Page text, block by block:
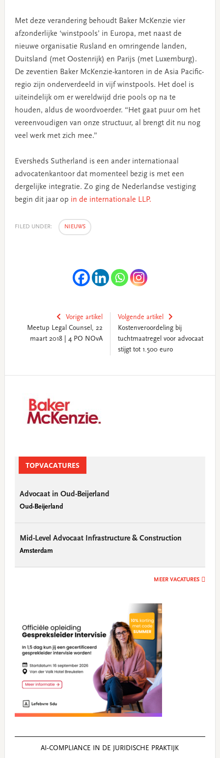
Met deze verandering behoudt Baker McKenzie vier
afzonderlijke ‘winstpools’ in Europa, met naast de
nieuwe organisatie Rusland en omringende landen,
Duitsland (met Oostenrijk) en Parijs (met Luxemburg).
De zeventien Baker McKenzie-kantoren in de Asia Pacific-
regio zijn onderverdeeld in vijf winstpools. Het doel is
uiteindelijk om er wereldwijd drie pools op na te
houden, aldus de woordvoerder. “Het gaat puur om het
vereenvoudigen van onze structuur, al brengt dit nu nog
veel werk met zich mee.”
Eversheds Sutherland is een ander internationaal
advocatenkantoor dat momenteel bezig is met een
dergelijke integratie. Zo ging de Nederlandse vestiging
begin dit jaar op in de internationale LLP.
FILED UNDER: NIEUWS
Vorige artikel
Meetup Legal Counsel, 22
maart 2018 | 4 PO NOvA
Volgende artikel
Kostenveroordeling bij
tuchtmaatregel voor advocaat
stijgt tot 1.500 euro
TOPVACATURES
Advocaat in Oud-Beijerland
Oud-Beijerland
Mid-Level Advocaat Infrastructure & Construction
Amsterdam
MEER VACATURES
AI‑COMPLIANCE IN DE JURIDISCHE PRAKTIJK